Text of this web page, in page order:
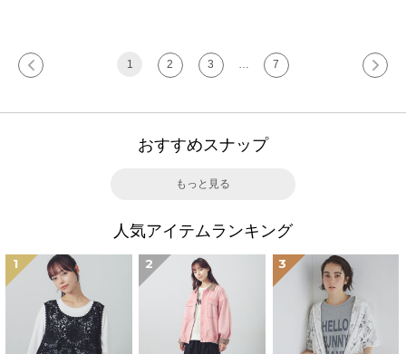
1 2 3 7
おすすめスナップ
もっと見る
人気アイテムランキング
1 2 3